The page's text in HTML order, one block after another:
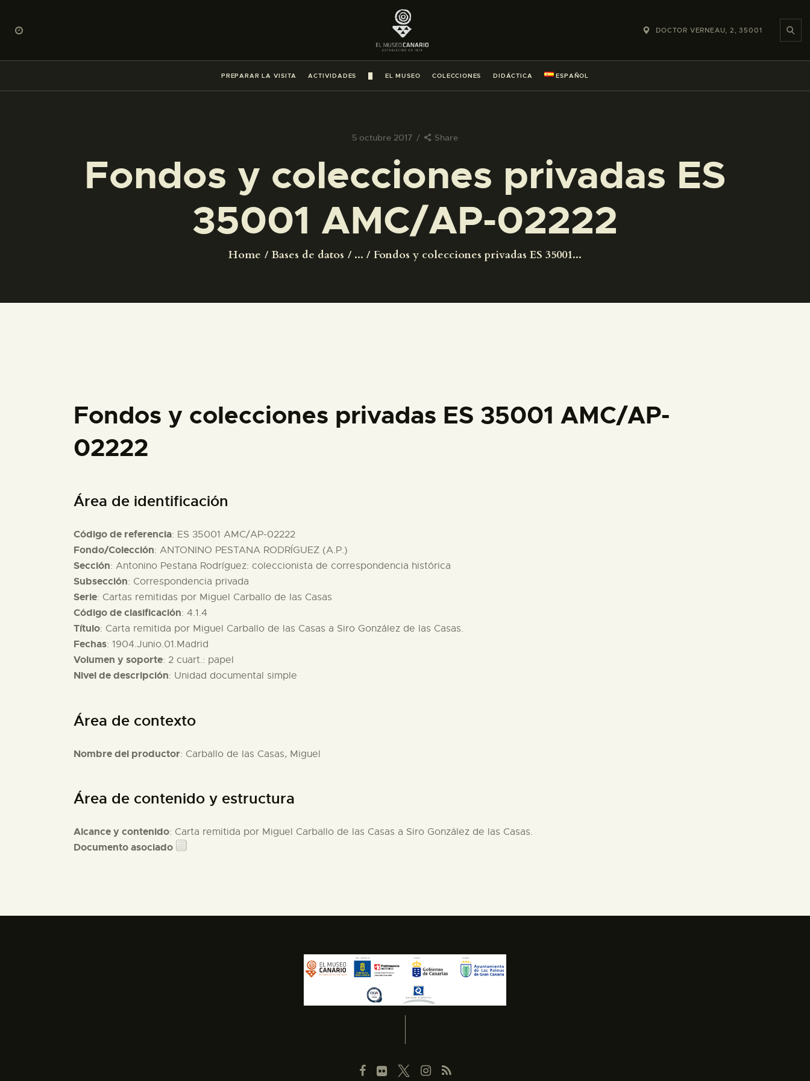
DOCTOR VERNEAU, 2, 35001
PREPARAR LA VISITA ACTIVIDADES EL MUSEO COLECCIONES DIDÁCTICA ESPAÑOL
5 octubre 2017 Share
Fondos y colecciones privadas ES
35001 AMC/AP-02222
Home Bases de datos ... Fondos y colecciones privadas ES 35001...
PREPARAR LA VISITA
ACTIVIDADES
█
COLECCIONES
DIDÁCTICA
ESPAÑOL
Fondos y colecciones privadas ES 35001 AMC/AP-
02222
Área de identificación
Código de referencia: ES 35001 AMC/AP-02222
Fondo/Colección: ANTONINO PESTANA RODRÍGUEZ (A.P.)
Sección: Antonino Pestana Rodríguez: coleccionista de correspondencia histórica
Subsección: Correspondencia privada
Serie: Cartas remitidas por Miguel Carballo de las Casas
Código de clasificación: 4.1.4
Título: Carta remitida por Miguel Carballo de las Casas a Siro González de las Casas.
Fechas: 1904.Junio.01.Madrid
Volumen y soporte: 2 cuart.: papel
Nivel de descripción: Unidad documental simple
Área de contexto
Nombre del productor: Carballo de las Casas, Miguel
Área de contenido y estructura
Alcance y contenido: Carta remitida por Miguel Carballo de las Casas a Siro González de las Casas.
Documento asociado